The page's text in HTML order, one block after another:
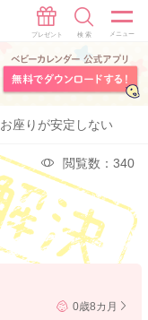
お座りが安定しない
閲覧数：340
0歳8カ月